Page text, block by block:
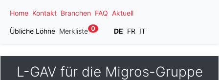
Home Kontakt Branchen FAQ Aktuell
Übliche Löhne Merkliste 0 DE FR IT
L-GAV für die Migros-Gruppe